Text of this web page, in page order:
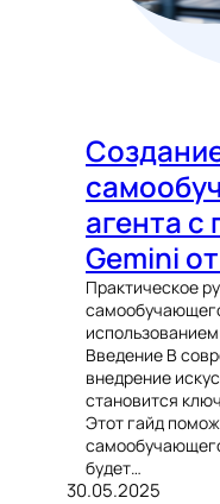
агента
Gemini
Практическое
использованием
Введение В
внедрение
становится
Этот гайд
будет…
30.05.2025